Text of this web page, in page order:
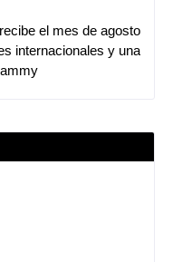
el mes de agosto
internacionales y una